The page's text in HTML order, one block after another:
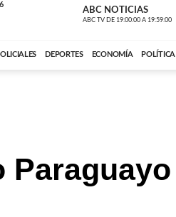
ABC NOTICIAS
ABC TV DE 19:00:00 A 19:59:00
DEPORTES ECONOMÍA POLÍTICA
Paraguayo